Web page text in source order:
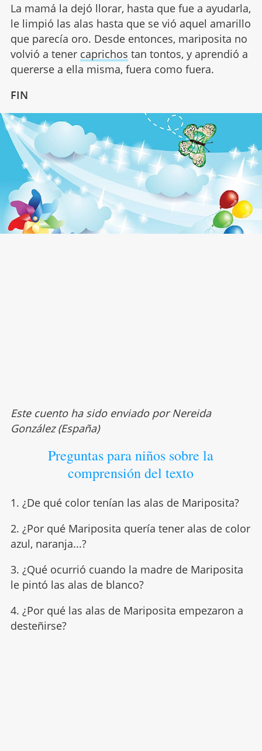
La mamá la dejó llorar, hasta que fue a ayudarla,
le limpió las alas hasta que se vió aquel amarillo
que parecía oro. Desde entonces, mariposita no
volvió a tener caprichos tan tontos, y aprendió a
quererse a ella misma, fuera como fuera.
FIN
Este cuento ha sido enviado por Nereida
González (España)
Preguntas para niños sobre la
comprensión del texto
1. ¿De qué color tenían las alas de Mariposita?
2. ¿Por qué Mariposita quería tener alas de color
azul, naranja...?
3. ¿Qué ocurrió cuando la madre de Mariposita
le pintó las alas de blanco?
4. ¿Por qué las alas de Mariposita empezaron a
desteñirse?